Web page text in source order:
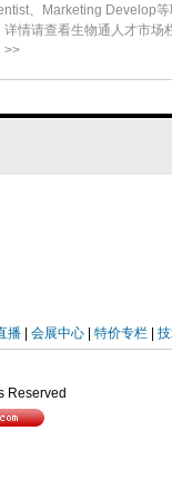
、Marketing Develop等
详情请查看生物通人才市场
>>
播| 会展中心| 特价专栏|
Reserved